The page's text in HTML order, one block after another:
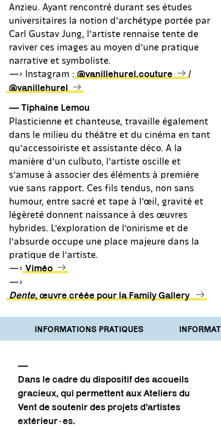
Anzieu. Ayant rencontré durant ses études
universitaires la notion d’archétype portée par
Carl Gustav Jung, l’artiste rennaise tente de
raviver ces images au moyen d’une pratique
narrative et symboliste.
—> Instagram : @vanillehurel.couture /
@vanillehurel
— Tiphaine Lemou
Plasticienne et chanteuse, travaille également
dans le milieu du théâtre et du cinéma en tant
qu’accessoiriste et assistante déco. A la
manière d’un culbuto, l’artiste oscille et
s’amuse à associer des éléments à première
vue sans rapport. Ces fils tendus, non sans
humour, entre sacré et tape à l’œil, gravité et
légèreté donnent naissance à des œuvres
hybrides. L’exploration de l’onirisme et de
l’absurde occupe une place majeure dans la
pratique de l’artiste.
—> Viméo
—>
Dente, œuvre créée pour la Family Gallery
INFORMATIONS PRATIQUES
—
Dans le cadre du dispositif des accueils
gracieux, qui permettent aux Ateliers du
Vent de soutenir des projets d’artistes
extérieur·es.